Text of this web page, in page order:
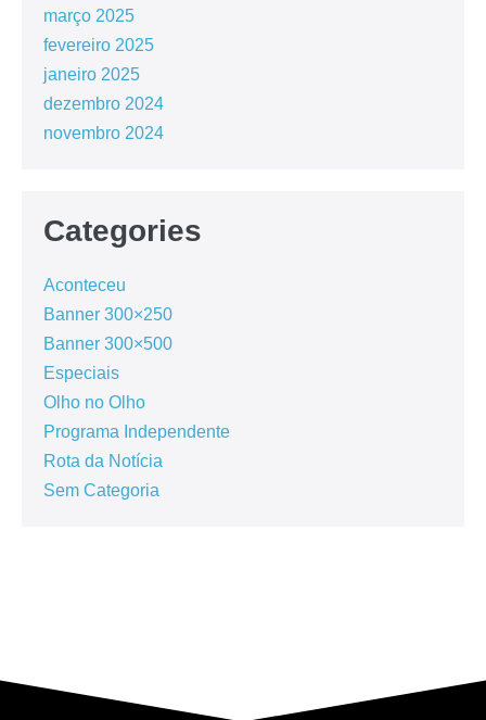
março 2025
fevereiro 2025
janeiro 2025
dezembro 2024
novembro 2024
Categories
Aconteceu
Banner 300×250
Banner 300×500
Especiais
Olho no Olho
Programa Independente
Rota da Notícia
Sem Categoria